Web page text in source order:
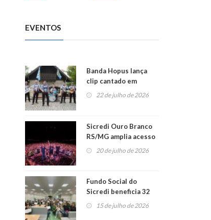
EVENTOS
Banda Hopus lança
clip cantado em
alemão e inglês
22 de julho de 2026
Sicredi Ouro Branco
RS/MG amplia acesso
ao show dos 45 anos
para mais associados
20 de julho de 2026
Fundo Social do
Sicredi beneficia 32
projetos em
15 de julho de 2026